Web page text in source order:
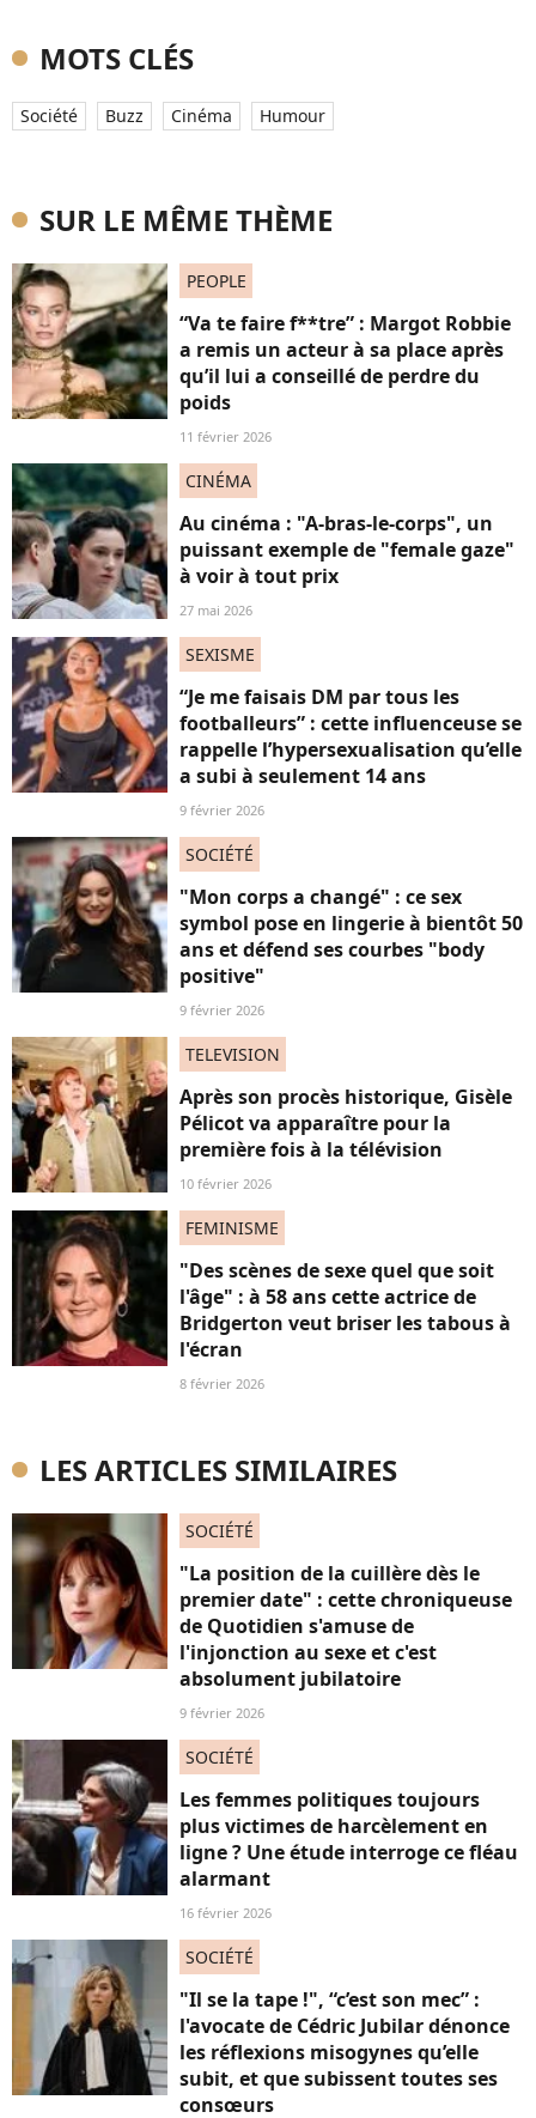
MOTS CLÉS
Société Buzz Cinéma Humour
SUR LE MÊME THÈME
PEOPLE
“Va te faire f**tre” : Margot Robbie
a remis un acteur à sa place après
qu’il lui a conseillé de perdre du
poids
11 février 2026
CINÉMA
Au cinéma : "A-bras-le-corps", un
puissant exemple de "female gaze"
à voir à tout prix
27 mai 2026
SEXISME
“Je me faisais DM par tous les
footballeurs” : cette influenceuse se
rappelle l’hypersexualisation qu’elle
a subi à seulement 14 ans
9 février 2026
SOCIÉTÉ
"Mon corps a changé" : ce sex
symbol pose en lingerie à bientôt 50
ans et défend ses courbes "body
positive"
9 février 2026
TELEVISION
Après son procès historique, Gisèle
Pélicot va apparaître pour la
première fois à la télévision
10 février 2026
FEMINISME
"Des scènes de sexe quel que soit
l'âge" : à 58 ans cette actrice de
Bridgerton veut briser les tabous à
l'écran
8 février 2026
LES ARTICLES SIMILAIRES
SOCIÉTÉ
"La position de la cuillère dès le
premier date" : cette chroniqueuse
de Quotidien s'amuse de
l'injonction au sexe et c'est
absolument jubilatoire
9 février 2026
SOCIÉTÉ
Les femmes politiques toujours
plus victimes de harcèlement en
ligne ? Une étude interroge ce fléau
alarmant
16 février 2026
SOCIÉTÉ
"Il se la tape !", “c’est son mec” :
l'avocate de Cédric Jubilar dénonce
les réflexions misogynes qu’elle
subit, et que subissent toutes ses
consœurs